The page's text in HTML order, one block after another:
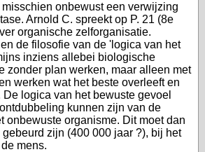
misschien onbewust een verwijzing
Arnold C. spreekt op P. 21 (8e
organische zelforganisatie.
de filosofie van de 'logica van het
inziens allebei biologische
zonder plan werken, maar alleen met
werken wat het beste overleeft en
De logica van het bewuste gevoel
kunnen zijn van de
onbewuste organisme. Dit moet dan
gebeurd zijn (400 000 jaar ?), bij het
mens.